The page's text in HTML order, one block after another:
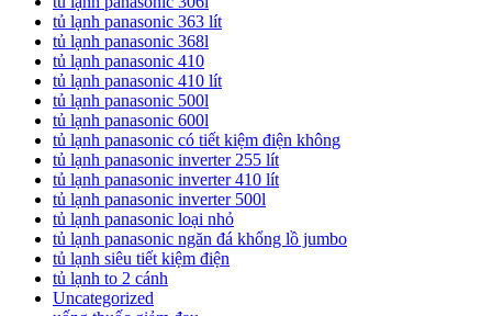
tủ lạnh panasonic 363 lít
tủ lạnh panasonic 368l
tủ lạnh panasonic 410
tủ lạnh panasonic 410 lít
tủ lạnh panasonic 500l
tủ lạnh panasonic 600l
tủ lạnh panasonic có tiết kiệm điện không
tủ lạnh panasonic inverter 255 lít
tủ lạnh panasonic inverter 410 lít
tủ lạnh panasonic inverter 500l
tủ lạnh panasonic loại nhỏ
tủ lạnh panasonic ngăn đá khổng lồ jumbo
tủ lạnh siêu tiết kiệm điện
tủ lạnh to 2 cánh
Uncategorized